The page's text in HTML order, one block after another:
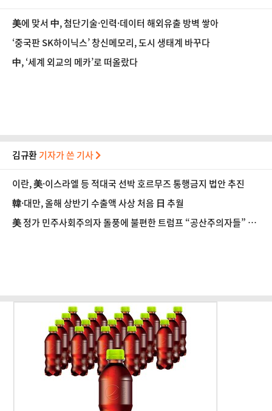
美에 맞서 中, 첨단기술·인력·데이터 해외유출 방벽 쌓아
‘중국판 SK하이닉스’ 창신메모리, 도시 생태계 바꾸다
中, ‘세계 외교의 메카’로 떠올랐다
김규환기자가 쓴 기사
이란, 美·이스라엘 등 적대국 선박 호르무즈 통행금지 법안 추진
韓·대만, 올해 상반기 수출액 사상 처음 日 추월
美 정가 민주사회주의자 돌풍에 불편한 트럼프 “공산주의자들” 맹